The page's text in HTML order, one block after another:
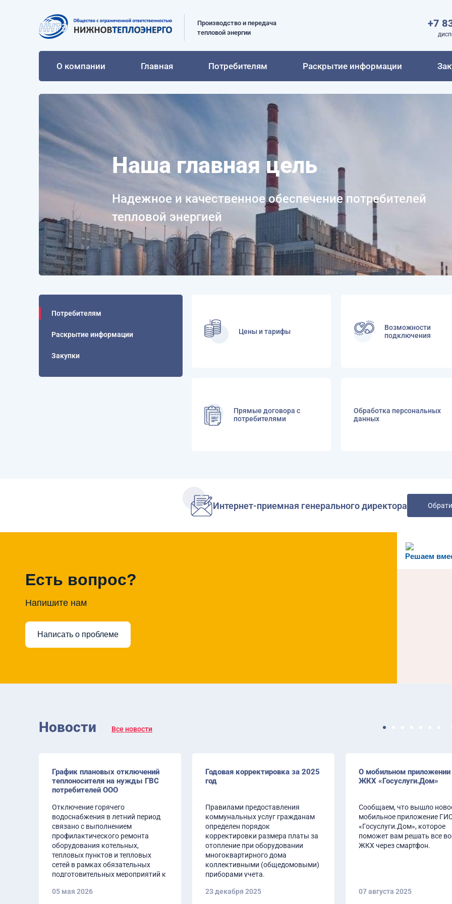
Производство и передача
тепловой энергии
+7
О компании Главная Потребителям Раскрытие информации
Наша главная цель
Надежное и качественное обеспечение потребителей
тепловой энергией
Потребителям
Раскрытие информации
Закупки
Цены и тарифы
Возможности
подключения
Прямые договора с
потребителями
Обработка персональных
данных
Интернет-приемная генерального директора
Решаем
Есть вопрос?
Напишите нам
Написать о проблеме
Новости Все новости
График плановых отключений
теплоносителя на нужды ГВС
потребителей ООО
Отключение горячего
водоснабжения в летний период
связано с выполнением
профилактического ремонта
оборудования котельных,
тепловых пунктов и тепловых
сетей в рамках обязательных
подготовительных мероприятий к
2027г.г
05 мая 2026
Годовая корректировка за 2025
год
Правилами предоставления
коммунальных услуг гражданам
определен порядок
корректировки размера платы за
отопление при оборудовании
многоквартирного дома
коллективными (общедомовыми)
приборами учета.
23 декабря 2025
О мобильном
ЖКХ «Госуслуги.Дом»
Сообщаем, что вышло
мобильное приложение
«Госуслуги.Дом», которое
поможет вам решать все
ЖКХ через смартфон.
07 августа 2025